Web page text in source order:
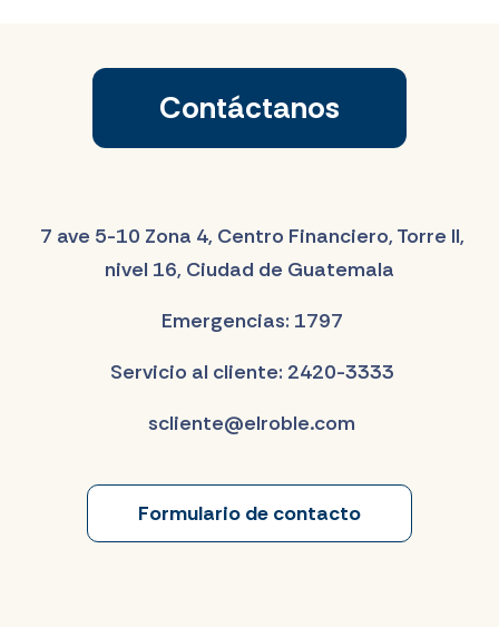
Contáctanos
7 ave 5-10 Zona 4, Centro Financiero, Torre II,
nivel 16, Ciudad de Guatemala
Emergencias: 1797
Servicio al cliente: 2420-3333
scliente@elroble.com
Formulario de contacto